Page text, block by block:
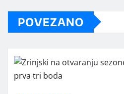
POVEZANO